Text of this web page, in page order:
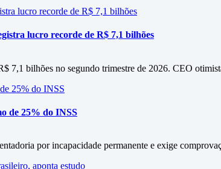
lucro recorde de R$ 7,1 bilhões
7,1 bilhões no segundo trimestre de 2026. CEO
de 25% do INSS
por incapacidade permanente e exige